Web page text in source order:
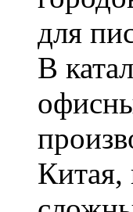
для
В